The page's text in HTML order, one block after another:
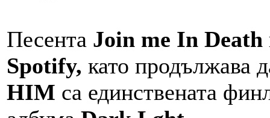
Песента Join me In Death
Spotify, като продължава
HIM са единствената